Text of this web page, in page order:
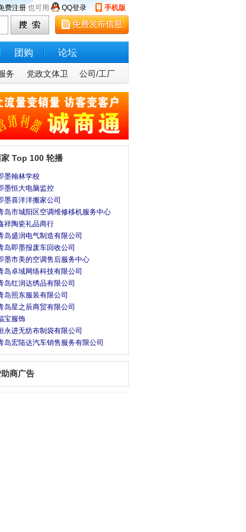
费注册 也可用 QQ登录 手机版
团购 论坛
务 党政文体卫 公司/工厂
Top 100 轮播
墨翰林学校
墨恒大电脑监控
墨喜洋洋搬家公司
岛市城阳区空调维修移机服务中心
祥陶瓷礼品商行
岛盛润电气制造有限公司
岛即墨报废车回收公司
墨市美的空调售后服务中心
岛卓域网络科技有限公司
岛红润达绣品有限公司
岛照东服装有限公司
岛星之辰商贸有限公司
宝服饰
永进无纺布制袋有限公司
岛宏陆达汽车销售服务有限公司
商广告